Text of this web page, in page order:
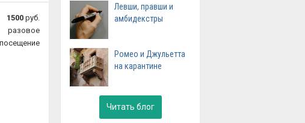
1500руб.
разовое
посещение
Левши, правши и
амбидекстры
Ромео и Джульетта
на карантине
Читать блог